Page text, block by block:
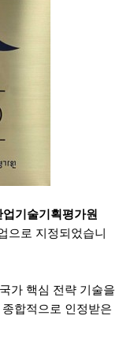
업기술기획평가원
으로 지정되었습니
가 핵심 전략 기술을
합적으로 인정받은